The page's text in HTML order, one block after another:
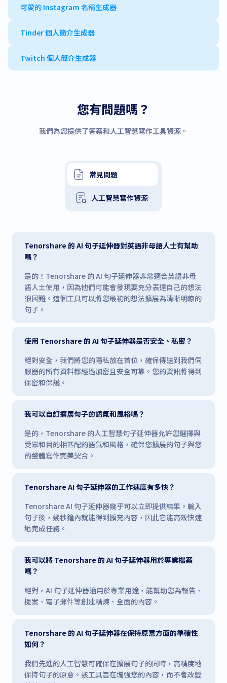
可愛的 Instagram 名稱生成器
Tinder 個人簡介生成器
Twitch 個人簡介生成器
您有問題嗎？
我們為您提供了答案和人工智慧寫作工具資源。
常見問題
人工智慧寫作資源
Tenorshare 的 AI 句子延伸器對英語非母語人士有幫助
嗎？
是的！Tenorshare 的 AI 句子延伸器非常適合英語非母
語人士使用，因為他們可能會發現要充分表達自己的想法
很困難。這個工具可以將您最初的想法擴展為清晰明瞭的
句子。
使用 Tenorshare 的 AI 句子延伸器是否安全、私密？
絕對安全，我們將您的隱私放在首位，確保傳送到我們伺
服器的所有資料都經過加密且安全可靠。您的資訊將得到
保密和保護。
我可以自訂擴展句子的語氣和風格嗎？
是的，Tenorshare 的人工智慧句子延伸器允許您選擇與
受眾和目的相匹配的語氣和風格，確保您擴展的句子與您
的整體寫作完美契合。
Tenorshare AI 句子延伸器的工作速度有多快？
Tenorshare AI 句子延伸器幾乎可以立即提供結果。輸入
句子後，幾秒鐘內就能得到擴充內容，因此它能高效快速
地完成任務。
我可以將 Tenorshare 的 AI 句子延伸器用於專業檔案
嗎？
絕對，AI 句子延伸器適用於專業用途，能幫助您為報告、
提案、電子郵件等創建精煉、全面的內容。
Tenorshare 的 AI 句子延伸器在保持原意方面的準確性
如何？
我們先進的人工智慧可確保在擴展句子的同時，高精度地
保持句子的原意。該工具旨在增強您的內容，而不會改變